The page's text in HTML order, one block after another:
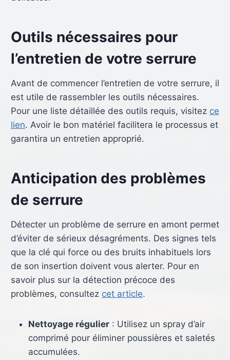
Outils nécessaires pour
l’entretien de votre serrure
Avant de commencer l’entretien de votre serrure, il
est utile de rassembler les outils nécessaires.
Pour une liste détaillée des outils requis, visitez ce
lien. Avoir le bon matériel facilitera le processus et
garantira un entretien approprié.
Anticipation des problèmes
de serrure
Détecter un problème de serrure en amont permet
d’éviter de sérieux désagréments. Des signes tels
que la clé qui force ou des bruits inhabituels lors
de son insertion doivent vous alerter. Pour en
savoir plus sur la détection précoce des
problèmes, consultez cet article.
Nettoyage régulier: Utilisez un spray d’air
comprimé pour éliminer poussières et saletés
accumulées.